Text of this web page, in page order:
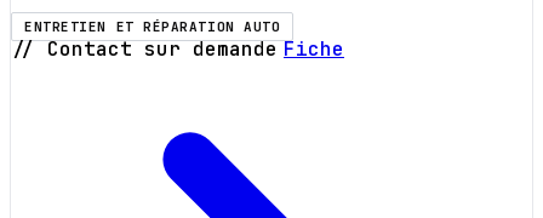
ENTRETIEN ET RÉPARATION AUTO
// Contact sur demande Fiche